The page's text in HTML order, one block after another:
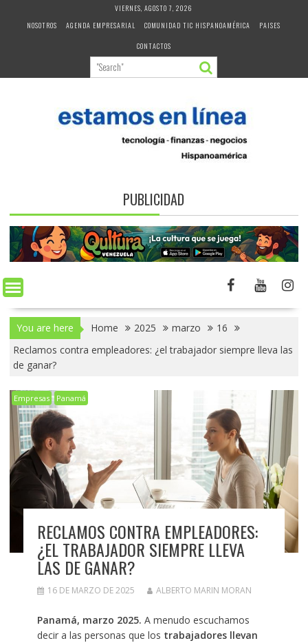
VIERNES, AGOSTO 7, 2026
NOSOTROS
AGENDA EMPRESARIAL COMUNIDAD TIC HISPANOAMÉRICA
PAISES
CONTACTOS
PUBLICIDAD
You are here Home 2025 marzo
16
Reclamos contra empleadores: ¿el trabajador siempre lleva las
de ganar?
Empresas Panamá
RECLAMOS CONTRA EMPLEADORES:
¿EL TRABAJADOR SIEMPRE LLEVA
LAS DE GANAR?
16 DE MARZO DE 2025 ALBERTO MARIN MORAN
Panamá, marzo 2025. A menudo escuchamos
decir a las personas que los trabajadores llevan